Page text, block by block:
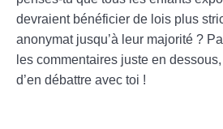
devraient bénéficier de lois plus
anonymat jusqu’à leur majorité ?
les commentaires juste en
d’en débattre avec toi !